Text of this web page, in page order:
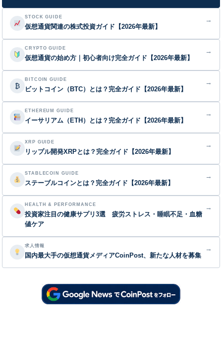
STOCK GUIDE
仮想通貨関連の株式投資ガイド【2026年最新】
→
CRYPTO GUIDE
仮想通貨の始め方｜初心者向け完全ガイド【2026年最新】
→
₿
BITCOIN GUIDE
ビットコイン（BTC）とは？完全ガイド【2026年最新】
→
ETHEREUM GUIDE
イーサリアム（ETH）とは？完全ガイド【2026年最新】
→
XRP GUIDE
リップル開発XRPとは？完全ガイド【2026年最新】
→
STABLECOIN GUIDE
ステーブルコインとは？完全ガイド【2026年最新】
→
HEALTH & PERFORMANCE
投資家注目の健康サプリ3選 疲労ストレス・睡眠不足・血糖
値ケア
→
求人情報
国内最大手の仮想通貨メディアCoinPost、新たな人材を募集
→